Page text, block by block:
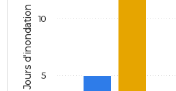
Jours d'inondation 5
10